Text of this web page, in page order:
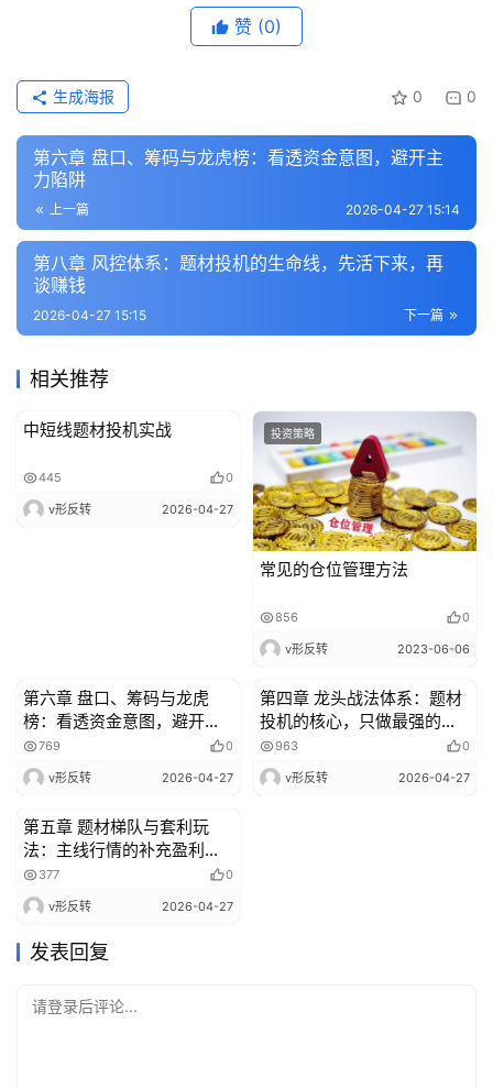
赞 (0)
0 0
生成海报
第六章 盘口、筹码与龙虎榜：看透资金意图，避开主
力陷阱
上一篇 2026-04-27 15:14
第八章 风控体系：题材投机的生命线，先活下来，再
谈赚钱
下一篇
2026-04-27 15:15
相关推荐
投资策略
中短线题材投机实战
445 0
v形反转 2026-04-27
投资策略
常见的仓位管理方法
856 0
v形反转 2023-06-06
投资策略
第六章 盘口、筹码与龙虎
榜：看透资金意图，避开主
力陷阱
769 0
v形反转 2026-04-27
投资策略
第四章 龙头战法体系：题材
投机的核心，只做最强的标
的963 0
v形反转 2026-04-27
投资策略
第五章 题材梯队与套利玩
法：主线行情的补充盈利模
式377 0
v形反转 2026-04-27
发表回复
请登录后评论...